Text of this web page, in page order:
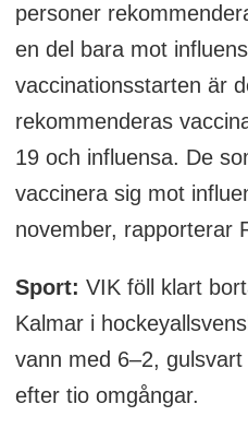
personer
en del bara mot
vaccinationsstarten är
rekommenderas
19 och influensa. De
vaccinera sig mot
november, rapporterar
Sport: VIK föll klart
Kalmar i
vann med 6–2,
efter tio omgångar.